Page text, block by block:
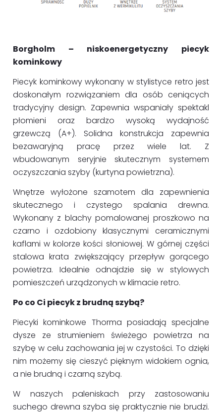
Borgholm – niskoenergetyczny piecyk
kominkowy
Piecyk kominkowy wykonany w stylistyce retro jest
doskonałym rozwiązaniem dla osób ceniących
tradycyjny design. Zapewnia wspaniały spektakl
płomieni oraz bardzo wysoką wydajność
grzewczą (A+). Solidna konstrukcja zapewnia
bezawaryjną pracę przez wiele lat. Z
wbudowanym seryjnie skutecznym systemem
oczyszczania szyby (kurtyna powietrzna).
Wnętrze wyłożone szamotem dla zapewnienia
skutecznego i czystego spalania drewna.
Wykonany z blachy pomalowanej proszkowo na
czarno i ozdobiony klasycznymi ceramicznymi
kaflami w kolorze kości słoniowej. W górnej części
stalowa krata zwiększający przepływ gorącego
powietrza. Idealnie odnajdzie się w stylowych
pomieszczeń urządzonych w klimacie retro.
Po co Ci piecyk z brudną szybą?
Piecyki kominkowe Thorma posiadają specjalne
dysze ze strumieniem świeżego powietrza na
szybę w celu zachowania jej w czystości. To dzięki
nim możemy się cieszyć pięknym widokiem ognia,
a nie brudną i czarną szybą.
W naszych paleniskach przy zastosowaniu
suchego drewna szyba się praktycznie nie brudzi.